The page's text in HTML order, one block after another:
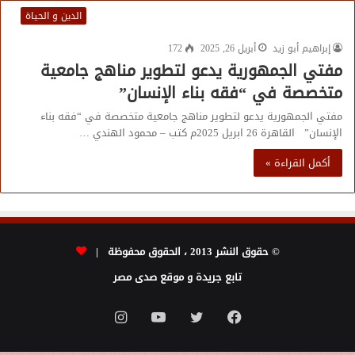
الدين و الحياة
إبراهيم أبو زيد
أبريل 26, 2025 172
مفتي الجمهورية يدعو لتطوير مناهج جامعية
متخصصة في “فقه بناء الإنسان”
مفتي الجمهورية يدعو لتطوير مناهج جامعية متخصصة في “فقه بناء
الإنسان” القاهرة 26 ابريل 2025م كتب – محمود الهندي …
أكمل القراءة »
© حقوق النشر 2013 ، الحقوق محفوظة |
تابع جريدة و موقع صدى مصر
فيسبوك تويتر يوتيوبانستقرام